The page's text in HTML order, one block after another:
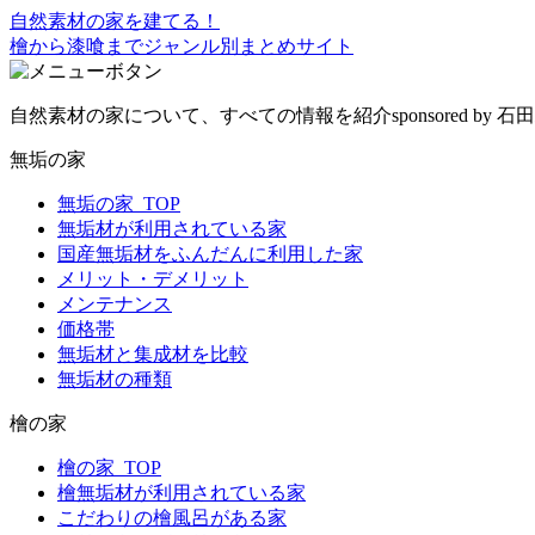
自然素材の家を建てる！
檜から漆喰までジャンル別まとめサイト
自然素材の家について、すべての情報を紹介sponsored by 石
無垢の家
無垢の家_TOP
無垢材が利用されている家
国産無垢材をふんだんに利用した家
メリット・デメリット
メンテナンス
価格帯
無垢材と集成材を比較
無垢材の種類
檜の家
檜の家_TOP
檜無垢材が利用されている家
こだわりの檜風呂がある家